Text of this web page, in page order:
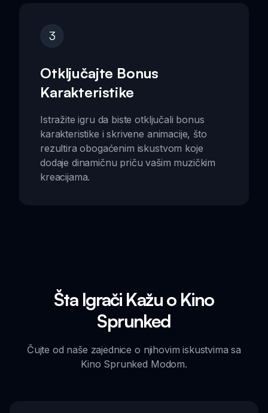
3
Otključajte Bonus
Karakteristike
Istražite igru da biste otključali bonus
karakteristike i skrivene animacije, što
rezultira obogaćenim iskustvom koje
dodaje dinamičnu priču vašim muzičkim
kreacijama.
Šta Igrači Kažu o Kino
Sprunked
Čujte od naše zajednice o njihovim iskustvima sa
Kino Sprunked Modom.